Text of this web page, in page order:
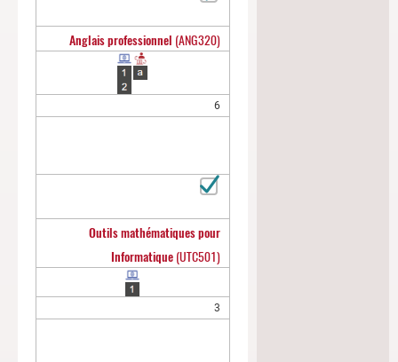
Anglais professionnel (ANG320)
6
Outils mathématiques pour
Informatique (UTC501)
3